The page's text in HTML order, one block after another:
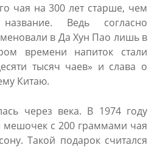
чая на 300 лет старше, чем
Ведь согласно
в Да Хун Пао лишь в
времени напиток стали
тысяч чаев» и слава о
Китаю.
через века. В 1974 году
с 200 граммами чая
Такой подарок считался